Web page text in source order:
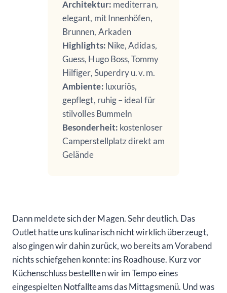
Architektur: mediterran,
elegant, mit Innenhöfen,
Brunnen, Arkaden
Highlights: Nike, Adidas,
Guess, Hugo Boss, Tommy
Hilfiger, Superdry u. v. m.
Ambiente: luxuriös,
gepflegt, ruhig – ideal für
stilvolles Bummeln
Besonderheit: kostenloser
Camperstellplatz direkt am
Gelände
Dann meldete sich der Magen. Sehr deutlich. Das
Outlet hatte uns kulinarisch nicht wirklich überzeugt,
also gingen wir dahin zurück, wo bereits am Vorabend
nichts schiefgehen konnte: ins Roadhouse. Kurz vor
Küchenschluss bestellten wir im Tempo eines
eingespielten Notfallteams das Mittagsmenü. Und was